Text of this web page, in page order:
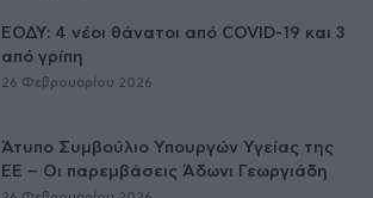
ΕΟΔΥ: 4 νέοι θάνατοι από COVID-19 και 3
από γρίπη
26 Φεβρουαρίου 2026
Άτυπο Συμβούλιο Υπουργών Υγείας της
ΕE – Οι παρεμβάσεις Άδωνι Γεωργιάδη